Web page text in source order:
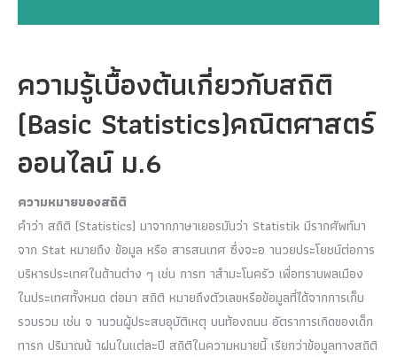
ความรู้เบื้องต้นเกี่ยวกับสถิติ
(Basic Statistics)คณิตศาสตร์
ออนไลน์ ม.6
ความหมายของสถิติ
คำว่า สถิติ (Statistics) มาจากภาษาเยอรมันว่า Statistik มีรากศัพท์มา
จาก Stat หมายถึง ข้อมูล หรือ สารสนเทศ ซึ่งจะอ านวยประโยชน์ต่อการ
บริหารประเทศในด้านต่าง ๆ เช่น การท าสำมะโนครัว เพื่อทราบพลเมือง
ในประเทศทั้งหมด ต่อมา สถิติ หมายถึงตัวเลขหรือข้อมูลที่ได้จากการเก็บ
รวบรวม เช่น จ านวนผู้ประสบอุบัติเหตุ บนท้องถนน อัตราการเกิดของเด็ก
ทารก ปริมาณน้ าฝนในแต่ละปี สถิติในความหมายนี้ เรียกว่าข้อมูลทางสถิติ